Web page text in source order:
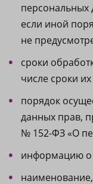
персональных
если иной
не
сроки
числе сроки
порядок
данных прав,
№ 152-ФЗ «О
информацию о